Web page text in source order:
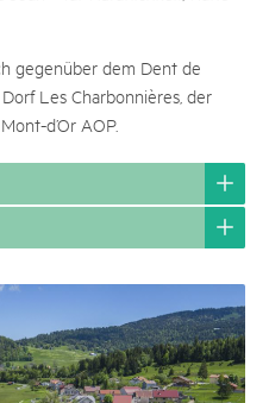
gegenüber dem Dent de
Les Charbonnières, der
d’Or AOP.